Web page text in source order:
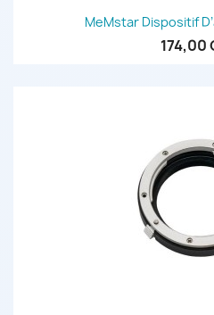
MeMstar Dispositif
174,00